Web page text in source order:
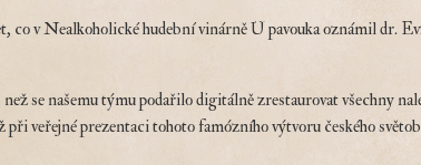
co v Nealkoholické hudební vinárně U pavouka oznámil dr.
se našemu týmu podařilo digitálně zrestaurovat všechny
při veřejné prezentaci tohoto famózního výtvoru českého